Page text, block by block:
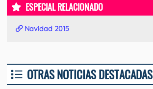
ESPECIAL RELACIONADO
Navidad 2015
OTRAS NOTICIAS DESTACADAS